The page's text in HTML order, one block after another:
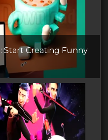
Start Creating Funny